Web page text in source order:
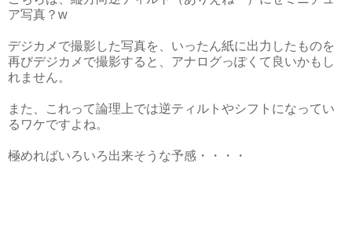
ア写真？w
デジカメで撮影した写真を、いったん紙に出力したものを
再びデジカメで撮影すると、アナログっぽくて良いかもし
れません。
また、これって論理上では逆ティルトやシフトになってい
るワケですよね。
極めればいろいろ出来そうな予感・・・・